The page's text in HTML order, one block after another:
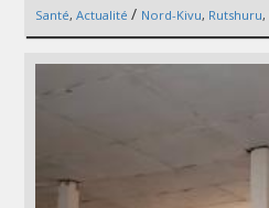
Santé, Actualité / Nord-Kivu, Rutshuru,